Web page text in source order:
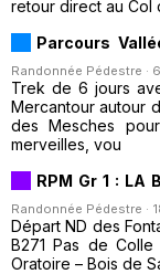
retour direct au Col
Parcours
Randonnée Pédestre ·
Trek de 6 jours
Mercantour autour
des Mesches
merveilles, vou
RPM Gr 1 : LA
Randonnée Pédestre ·
Départ ND des
B271 Pas de
Oratoire – Bois de